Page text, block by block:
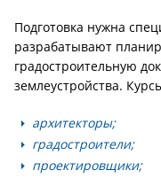
Подготовка нужна
разрабатывают
градостроительную
землеустройства.
архитекторы;
градостроители;
проектировщики;